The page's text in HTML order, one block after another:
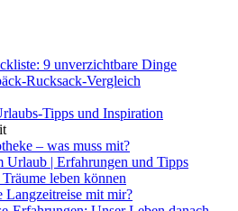
9 unverzichtbare Dinge
Rucksack-Vergleich
Tipps und Inspiration
– was muss mit?
Urlaub | Erfahrungen und Tipps
leben können
Langzeitreise mit mir?